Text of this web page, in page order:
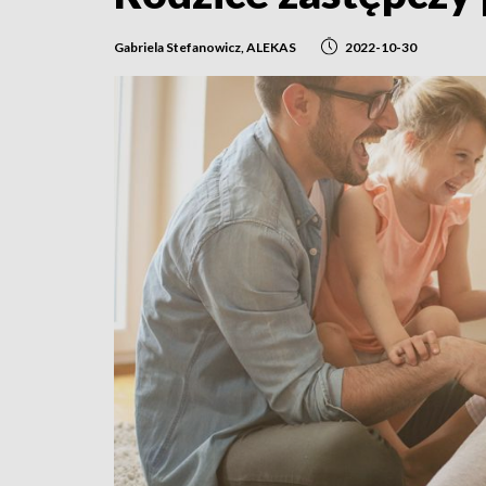
Gabriela Stefanowicz, ALEKAS 2022-10-30